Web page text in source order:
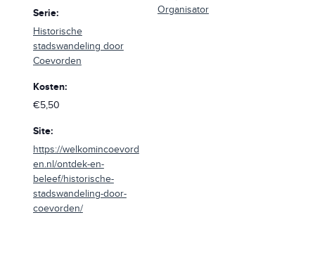
Serie:
Historische
stadswandeling door
Coevorden
Kosten:
€5,50
Site:
https://welkomincoevord
en.nl/ontdek-en-
beleef/historische-
stadswandeling-door-
coevorden/
Organisator